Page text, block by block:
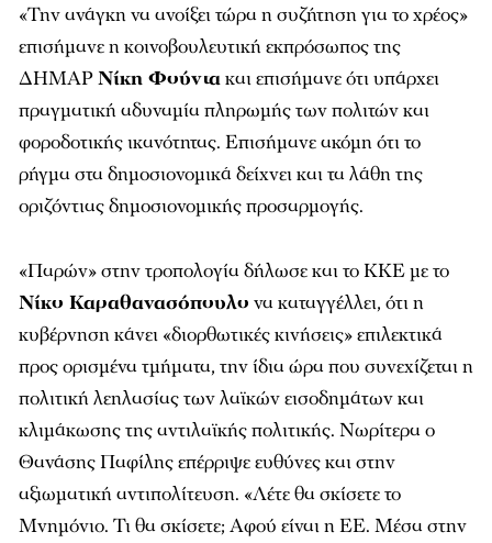
«Την ανάγκη να ανοίξει τώρα η συζήτηση για το χρέος»
επισήμανε η κοινοβουλευτική εκπρόσωπος της
ΔΗΜΑΡΝίκη Φούντακαι επισήμανε ότι υπάρχει
πραγματική αδυναμία πληρωμής των πολιτών και
φοροδοτικής ικανότητας. Επισήμανε ακόμη ότι το
ρήγμα στα δημοσιονομικά δείχνει και τα λάθη της
οριζόντιας δημοσιονομικής προσαρμογής.
«Παρών» στην τροπολογία δήλωσε και το ΚΚΕ με το
Νίκο Καραθανασόπουλο να καταγγέλλει, ότι η
κυβέρνηση κάνει «διορθωτικές κινήσεις» επιλεκτικά
προς ορισμένα τμήματα, την ίδια ώρα που συνεχίζεται η
πολιτική λεηλασίας των λαϊκών εισοδημάτων και
κλιμάκωσης της αντιλαϊκής πολιτικής. Νωρίτερα ο
Θανάσης Παφίλης επέρριψε ευθύνες και στην
αξιωματική αντιπολίτευση. «Λέτε θα σκίσετε το
Μνημόνιο. Τι θα σκίσετε; Αφού είναι η ΕΕ. Μέσα στην